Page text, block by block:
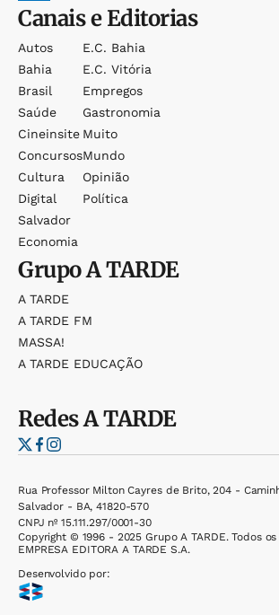
Canais e Editorias
Autos
Bahia
Brasil
Saúde
Cineinsite
Concursos
Cultura
Digital
Salvador
Economia
E.c. Bahia
E.c. Vitória
Empregos
Gastronomia
Muito
Mundo
Opinião
Política
GrupoA TARDE
A TARDE
A TARDE FM
MASSA!
A TARDE EDUCAÇÃO
RedesA TARDE
Rua Professor Milton Cayres de Brito, 204 -
Salvador - BA, 41820-570
CNPJ nº 15.111.297/0001-30
Copyright © 1996 - 2025 Grupo A TARDE. Todos
EMPRESA EDITORA A TARDE S.A.
Desenvolvido por: